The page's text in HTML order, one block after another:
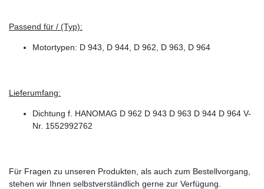
Passend für / (Typ):
Motortypen: D 943, D 944, D 962, D 963, D 964
Lieferumfang:
Dichtung f. HANOMAG D 962 D 943 D 963 D 944 D 964 V-
Nr. 1552992762
Für Fragen zu unseren Produkten, als auch zum Bestellvorgang,
stehen wir Ihnen selbstverständlich gerne zur Verfügung.